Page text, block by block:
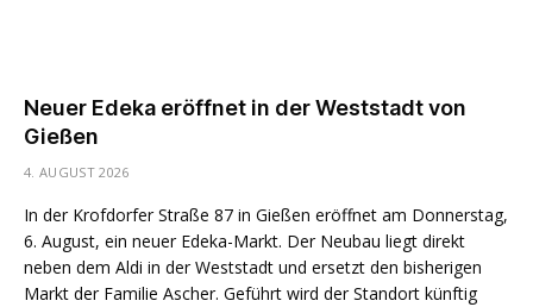
Neuer Edeka eröffnet in der Weststadt von
Gießen
4. AUGUST 2026
In der Krofdorfer Straße 87 in Gießen eröffnet am Donnerstag,
6. August, ein neuer Edeka-Markt. Der Neubau liegt direkt
neben dem Aldi in der Weststadt und ersetzt den bisherigen
Markt der Familie Ascher. Geführt wird der Standort künftig